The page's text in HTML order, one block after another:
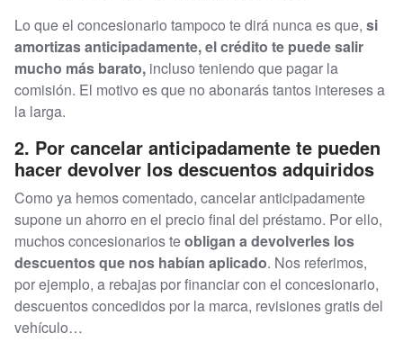
Lo que el concesionario tampoco te dirá nunca es que, si
amortizas anticipadamente, el crédito te puede salir
mucho más barato, incluso teniendo que pagar la
comisión. El motivo es que no abonarás tantos intereses a
la larga.
2. Por cancelar anticipadamente te pueden
hacer devolver los descuentos adquiridos
Como ya hemos comentado, cancelar anticipadamente
supone un ahorro en el precio final del préstamo. Por ello,
muchos concesionarios teobligan a devolverles los
descuentos que nos habían aplicado. Nos referimos,
por ejemplo, a rebajas por financiar con el concesionario,
descuentos concedidos por la marca, revisiones gratis del
vehículo…